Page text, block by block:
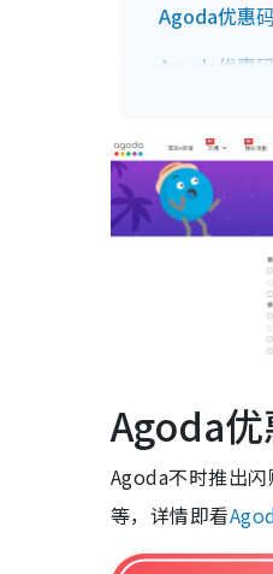
Agoda优惠
Agoda优惠
Agoda优惠
Agoda优惠
Agoda优惠
Agoda
Agoda不时推出
等，详情即看